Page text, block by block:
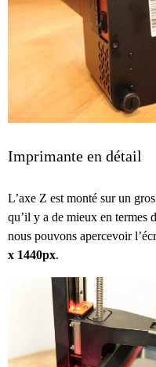
Imprimante en détail
L’axe Z est monté sur un gros
qu’il y a de mieux en termes
nous pouvons apercevoir
x 1440px.